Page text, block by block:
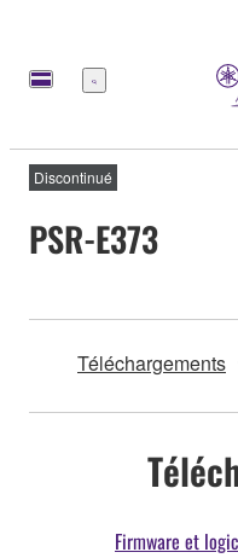
Menu
Discontinué
PSR-E373
Téléchargements
Firmware et